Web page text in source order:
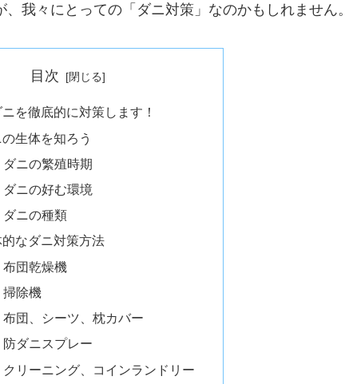
我々にとっての「ダニ対策」なのかもしれません。
目次
を徹底的に対策します！
の生体を知ろう
ダニの繁殖時期
ダニの好む環境
ダニの種類
なダニ対策方法
布団乾燥機
掃除機
布団、シーツ、枕カバー
防ダニスプレー
クリーニング、コインランドリー